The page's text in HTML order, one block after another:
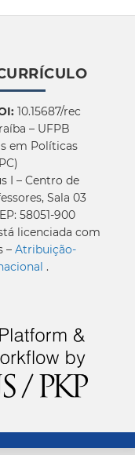
10.15687/rec
– UFPB
em Políticas
I – Centro de
Sala 03
58051-900
licenciada com
– Atribuição-
.